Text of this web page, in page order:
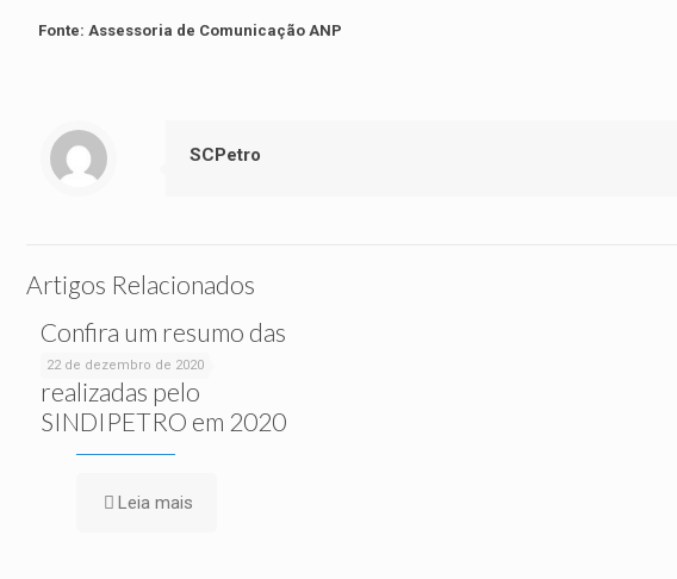
Fonte: Assessoria de Comunicação ANP
SCPetro
Artigos Relacionados
22 de dezembro de 2020
Confira um resumo das
ações sociais
realizadas pelo
SINDIPETRO em 2020
Leia mais